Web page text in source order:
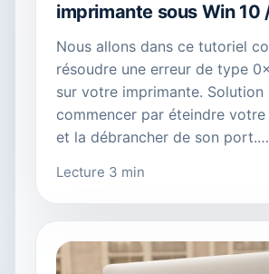
imprimante sous Win 10
Nous allons dans ce tutoriel
résoudre une erreur de type
sur votre imprimante. Solution
commencer par éteindre
et la débrancher de son port.…
Lecture 3 min